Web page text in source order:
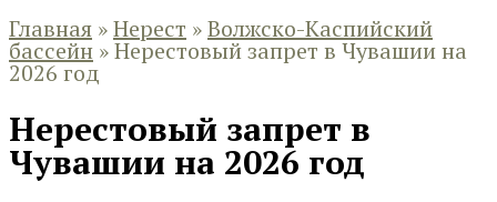
Главная »Нерест »Волжско-Каспийский
бассейн »Нерестовый запрет в Чувашии на
2026 год
Нерестовый запрет в
Чувашии на 2026 год